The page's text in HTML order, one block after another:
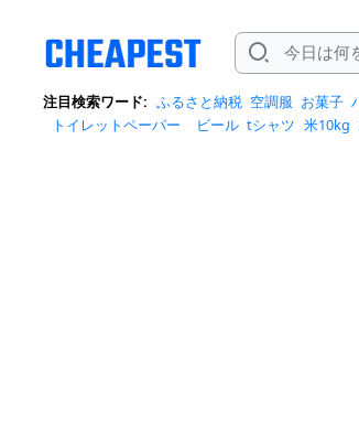
注目検索ワード: ふるさと納税 空調服 お菓子
トイレットペーパー
ビール tシャツ 米10kg